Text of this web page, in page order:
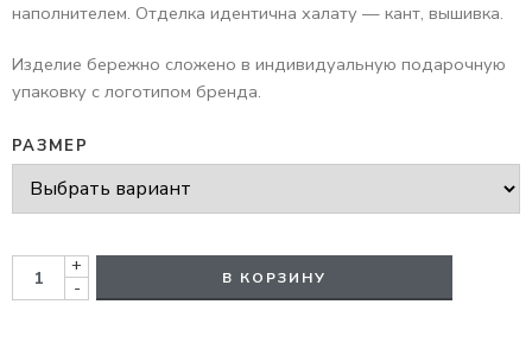
наполнителем. Отделка идентична халату — кант, вышивка.
Изделие бережно сложено в индивидуальную подарочную
упаковку с логотипом бренда.
РАЗМЕР
+
-
В КОРЗИНУ